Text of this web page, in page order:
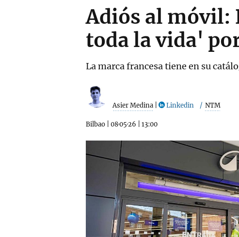
Adiós al móvil:
toda la vida'
La marca francesa tiene en su
Asier Medina Linkedin NTM
Bilbao 08·05·26 13:00